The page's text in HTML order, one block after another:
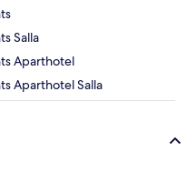
Salla
Aparthotel
Aparthotel Salla